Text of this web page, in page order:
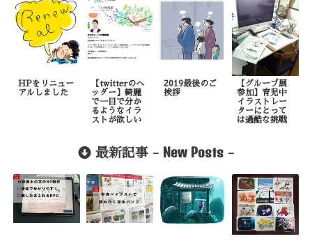
HPをリニュー
アルしました
【twitterのヘ
ッダー】綺麗
で一目で分か
るようなイラ
ストが欲しい
2019最後のご
挨拶
【グループ展
参加】育児中
イラストレー
ターにとって
は過酷な挑戦
最新記事 - New Posts -